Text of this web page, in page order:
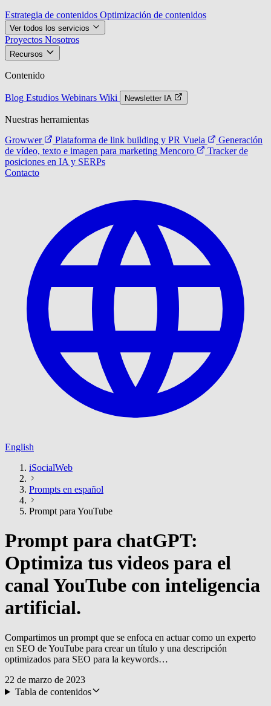
Estrategia de contenidos Optimización de contenidos
Ver todos los servicios
Proyectos Nosotros
Recursos
Contenido
Blog Estudios Webinars Wiki Newsletter IA
Nuestras herramientas
Growwer
Plataforma de link building y PR Vuela
Generación
de vídeo, texto e imagen para marketing Mencoro
Tracker de
posiciones en IA y SERPs
Contacto
English
iSocialWeb
Prompts en español
Prompt para YouTube
Prompt para chatGPT:
Optimiza tus videos para el
canal YouTube con inteligencia
artificial.
Compartimos un prompt que se enfoca en actuar como un experto
en SEO de YouTube para crear un título y una descripción
optimizados para SEO para la keywords…
22 de marzo de 2023
Tabla de contenidos